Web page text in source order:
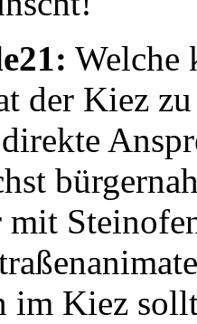
Welche
der Kiez
mit
Kiez